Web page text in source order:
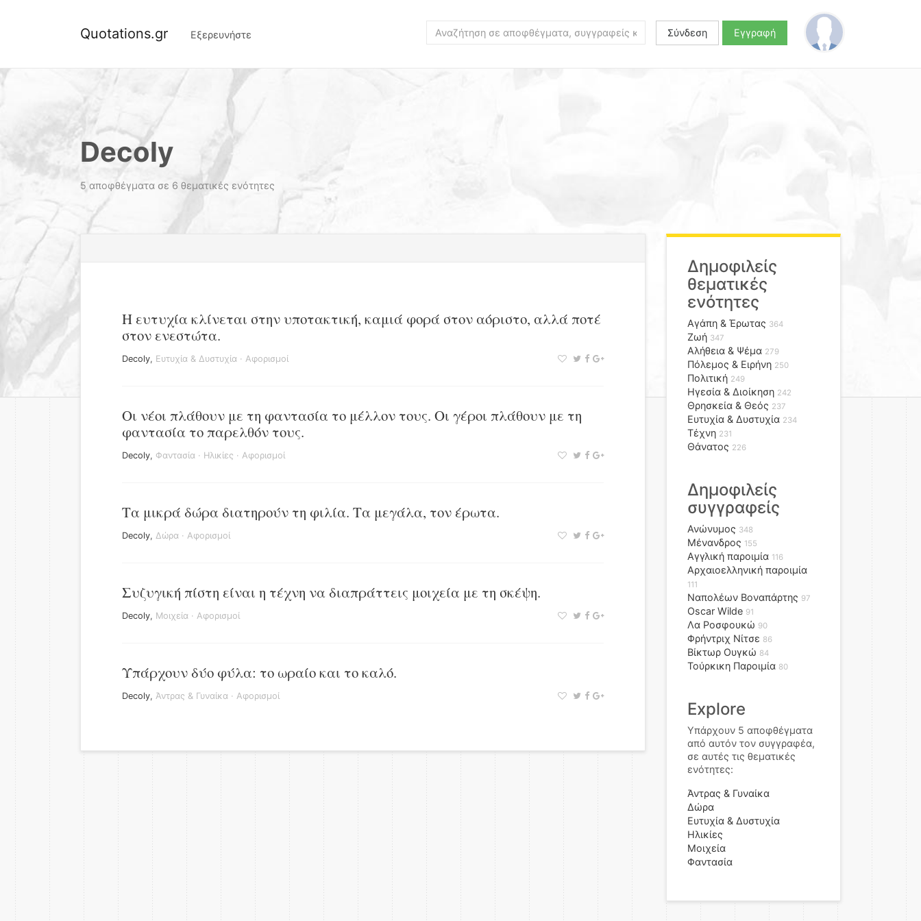
Quotations.gr Εξερευνήστε Σύνδεση Εγγραφή
Decoly
5 αποφθέγματα σε 6 θεματικές ενότητες
Η ευτυχία κλίνεται στην υποτακτική, καμιά φορά στον αόριστο, αλλά ποτέ
στον ενεστώτα.
Decoly, Ευτυχία & Δυστυχία · Αφορισμοί
Οι νέοι πλάθουν με τη φαντασία το μέλλον τους. Οι γέροι πλάθουν με τη
φαντασία το παρελθόν τους.
Decoly, Φαντασία · Ηλικίες · Αφορισμοί
Τα μικρά δώρα διατηρούν τη φιλία. Τα μεγάλα, τον έρωτα.
Decoly, Δώρα · Αφορισμοί
Συζυγική πίστη είναι η τέχνη να διαπράττεις μοιχεία με τη σκέψη.
Decoly, Μοιχεία · Αφορισμοί
Υπάρχουν δύο φύλα: το ωραίο και το καλό.
Decoly, Άντρας & Γυναίκα · Αφορισμοί
Δημοφιλείς
θεματικές
ενότητες
Αγάπη & Έρωτας 364
Ζωή 347
Αλήθεια & Ψέμα 279
Πόλεμος & Ειρήνη 250
Πολιτική 249
Ηγεσία & Διοίκηση 242
Θρησκεία & Θεός 237
Ευτυχία & Δυστυχία 234
Τέχνη 231
Θάνατος 226
Δημοφιλείς
συγγραφείς
Ανώνυμος 348
Μένανδρος 155
Αγγλική παροιμία 116
Αρχαιοελληνική παροιμία
111
Ναπολέων Βοναπάρτης 97
Oscar Wilde 91
Λα Ροσφουκώ 90
Φρήντριχ Νίτσε 86
Βίκτωρ Ουγκώ 84
Τούρκικη Παροιμία 80
Explore
Υπάρχουν 5 αποφθέγματα
από αυτόν τον συγγραφέα,
σε αυτές τις θεματικές
ενότητες:
Άντρας & Γυναίκα
Δώρα
Ευτυχία & Δυστυχία
Ηλικίες
Μοιχεία
Φαντασία